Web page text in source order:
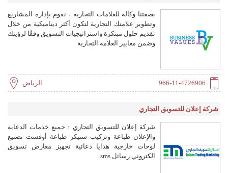
بصفتنا وكالة للعلامات التجارية ، نقوم بإدارة المشاريع
وتطوير علامتك التجارية لتكون أكثر ديناميكية من خلال
تقديم حلول مبتكرة واستراتيجيات التسويق وفقًا لرؤيتك
وضمن معايير العلامة التجارية
966-11-4726906 الرياض
شركة إعلان للتسويق التجاري
شركة إعلان للتسويق التجاري : جميع خدمات الدعاية
والإعلان طباعة وتركيب ستيكر طباعة أوفست تصنيع
لوحات خارجية هدايا دعائية تجهيز معارض تسويق
الكتروني رسائل sms